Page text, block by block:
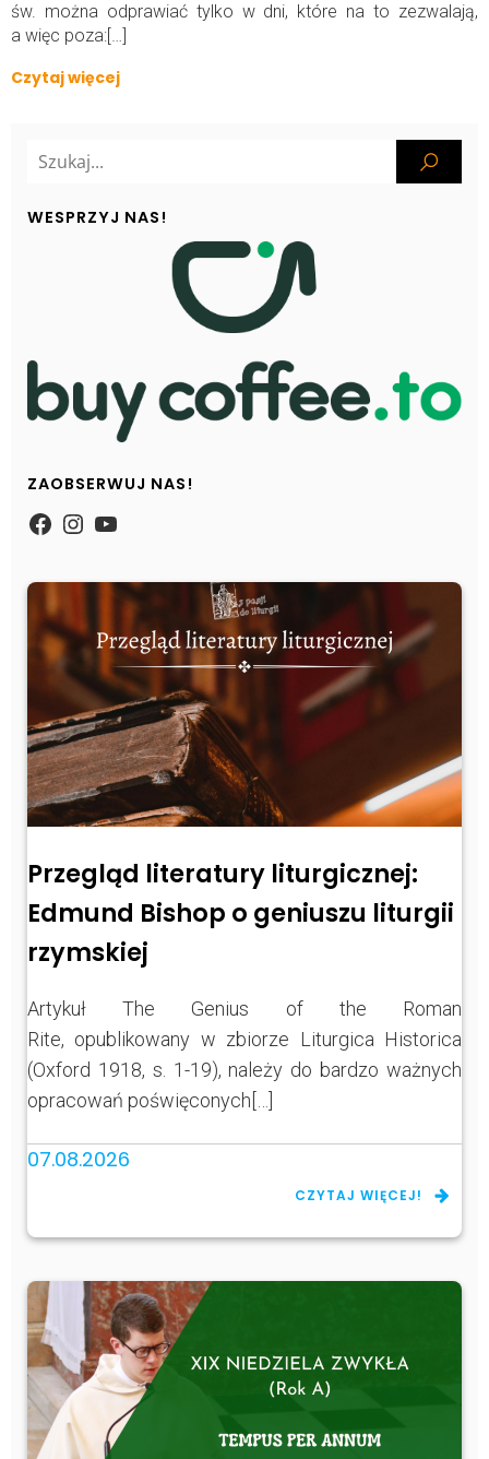
św. można odprawiać tylko w dni, które na to zezwalają,
a więc poza:[…]
Czytaj więcej
WESPRZYJ NAS!
ZAOBSERWUJ NAS!
https://www.facebook.com/
Instagram
YouTube
Przegląd literatury liturgicznej:
Edmund Bishop o geniuszu liturgii
rzymskiej
Artykuł The Genius of the Roman
Rite, opublikowany w zbiorze Liturgica Historica
(Oxford 1918, s. 1-19), należy do bardzo ważnych
opracowań poświęconych[…]
07.08.2026
CZYTAJ WIĘCEJ!